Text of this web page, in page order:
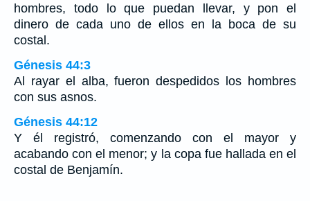
hombres, todo lo que puedan llevar, y pon el
dinero de cada uno de ellos en la boca de su
costal.
Génesis 44:3
Al rayar el alba, fueron despedidos los hombres
con sus asnos.
Génesis 44:12
Y él registró, comenzando con el mayor y
acabando con el menor; y la copa fue hallada en el
costal de Benjamín.